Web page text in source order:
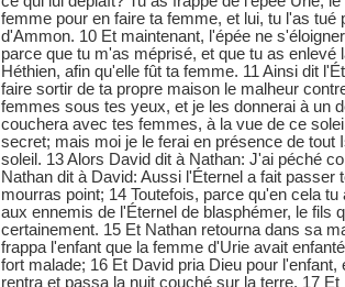
femme pour en faire ta femme, et lui, tu l'as tué
d'Ammon. 10 Et maintenant, l'épée ne
parce que tu m'as méprisé, et que tu as enlevé
Héthien, afin qu'elle fût ta femme. 11 Ainsi dit
faire sortir de ta propre maison le malheur
femmes sous tes yeux, et je les donnerai à un
couchera avec tes femmes, à la vue de ce
secret; mais moi je le ferai en présence de tout
soleil. 13 Alors David dit à Nathan: J'ai péché
Nathan dit à David: Aussi l'Éternel a fait passer
mourras point; 14 Toutefois, parce qu'en cela
aux ennemis de l'Éternel de blasphémer, le fils
certainement. 15 Et Nathan retourna dans sa
frappa l'enfant que la femme d'Urie avait
fort malade; 16 Et David pria Dieu pour l'enfant,
rentra et passa la nuit couché sur la terre. 17